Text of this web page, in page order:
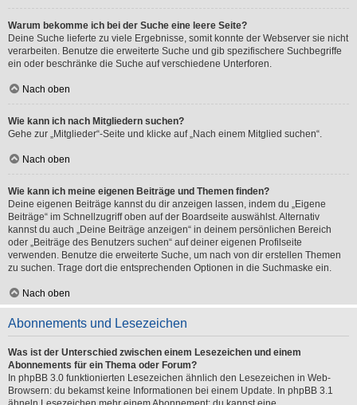
Warum bekomme ich bei der Suche eine leere Seite?
Deine Suche lieferte zu viele Ergebnisse, somit konnte der Webserver sie nicht
verarbeiten. Benutze die erweiterte Suche und gib spezifischere Suchbegriffe
ein oder beschränke die Suche auf verschiedene Unterforen.
Nach oben
Wie kann ich nach Mitgliedern suchen?
Gehe zur „Mitglieder“-Seite und klicke auf „Nach einem Mitglied suchen“.
Nach oben
Wie kann ich meine eigenen Beiträge und Themen finden?
Deine eigenen Beiträge kannst du dir anzeigen lassen, indem du „Eigene
Beiträge“ im Schnellzugriff oben auf der Boardseite auswählst. Alternativ
kannst du auch „Deine Beiträge anzeigen“ in deinem persönlichen Bereich
oder „Beiträge des Benutzers suchen“ auf deiner eigenen Profilseite
verwenden. Benutze die erweiterte Suche, um nach von dir erstellen Themen
zu suchen. Trage dort die entsprechenden Optionen in die Suchmaske ein.
Nach oben
Abonnements und Lesezeichen
Was ist der Unterschied zwischen einem Lesezeichen und einem
Abonnements für ein Thema oder Forum?
In phpBB 3.0 funktionierten Lesezeichen ähnlich den Lesezeichen in Web-
Browsern: du bekamst keine Informationen bei einem Update. In phpBB 3.1